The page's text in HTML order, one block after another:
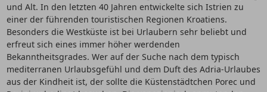
und Alt. In den letzten 40 Jahren entwickelte sich Istrien zu
einer der führenden touristischen Regionen Kroatiens.
Besonders die Westküste ist bei Urlaubern sehr beliebt und
erfreut sich eines immer höher werdenden
Bekanntheitsgrades. Wer auf der Suche nach dem typisch
mediterranen Urlaubsgefühl und dem Duft des Adria-Urlaubes
aus der Kindheit ist, der sollte die Küstenstädtchen Porec und